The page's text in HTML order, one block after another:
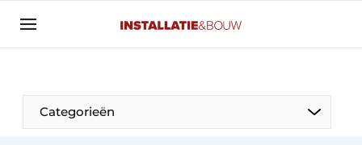
Aanmelden
Banner overzicht
BedrijvenAanmeldenBedankt voor de aanmelding
Categorieën